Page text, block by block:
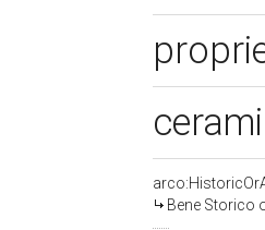
Bene Storico